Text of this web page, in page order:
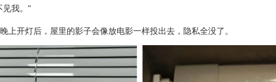
见我。"
上开灯后，屋里的影子会像放电影一样投出去，隐私全没了。